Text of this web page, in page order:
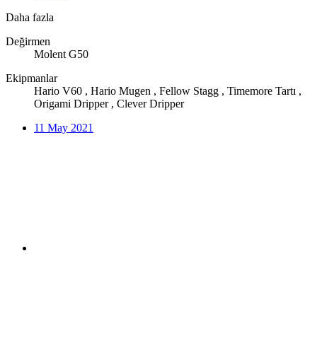
Daha fazla
Değirmen
Molent G50
Ekipmanlar
Hario V60 , Hario Mugen , Fellow Stagg , Timemore Tartı ,
Origami Dripper , Clever Dripper
11 May 2021